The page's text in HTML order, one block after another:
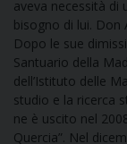
aveva necessità di
bisogno di lui. Don
Dopo le sue
Santuario della
dell’Istituto delle
studio e la ricerca
ne è uscito nel
Quercia”. Nel